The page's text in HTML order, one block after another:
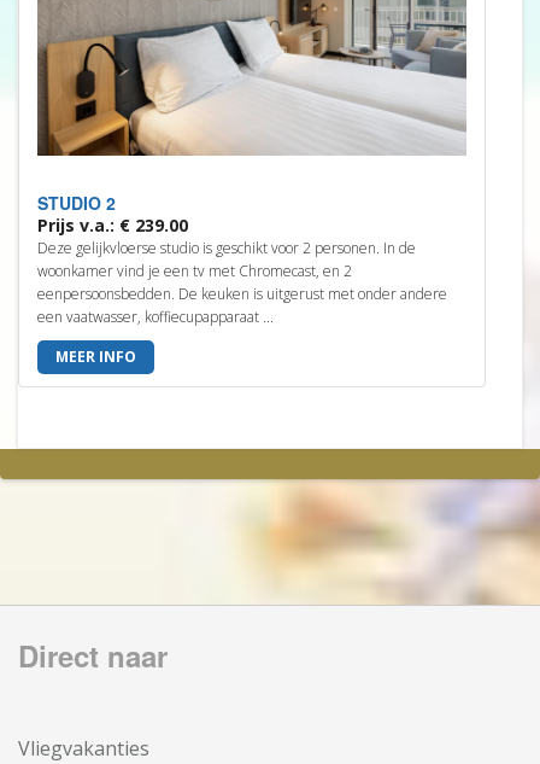
STUDIO 2
Prijs v.a.: € 239.00
Deze gelijkvloerse studio is geschikt voor 2 personen. In de
woonkamer vind je een tv met Chromecast, en 2
eenpersoonsbedden. De keuken is uitgerust met onder andere
een vaatwasser, koffiecupapparaat ...
MEER INFO
Direct naar
Vliegvakanties